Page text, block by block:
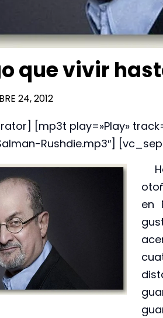
que vivir
24, 2012
[mp3t play=»Play»
Rushdie.mp3″]
en